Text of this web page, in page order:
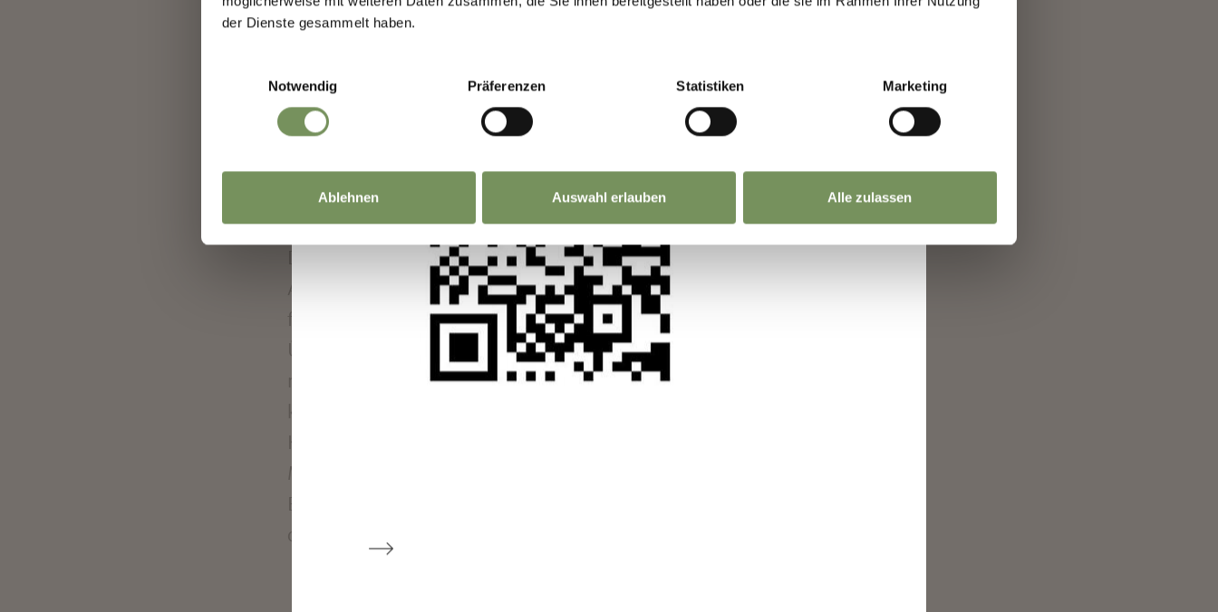
der Dienste gesammelt haben.
Notwendig
Präferenzen Statistiken Marketing
Ablehnen Auswahl erlauben Alle zulassen
Arbeitserfahrung in der Hotellerie gesammelt. Diese Basis hat mir erlaubt,
zu rufen. Das alles hat mich schließlich zur Filmproduktion geführt.
Welche Basis hat das Tourismusgewerbe für Sie geschaffen?
Der Tourismus und die Hotellerie sind ein dynamisches und spannendes
Arbeitsfeld. Ich durfte all die Vorteile und so einige Nachteile eines
familiengeführten Hotelbetriebes hautnah erleben und so kann ich voller
Überzeugung sagen, dass ich viele wertvolle Erfahrungen und Erkenntnisse
mit auf meinen Lebensweg und in meinen Beruf als Filmproduzentin nehmen
konnte. Werte wie Leistungsfähigkeit, Leidenschaft für das eigene Tun,
Menschen habe ich früh vermittelt bekommen. Ebenso wie das
Bewusstsein für ein verantwortungsvolles, kluges Denken und Handeln und
die Erkenntnis, dass das größte Abenteuer das Leben selbst ist.